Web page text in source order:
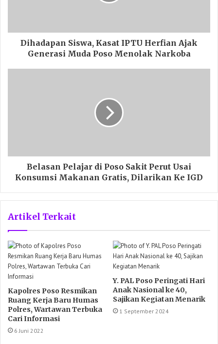
Dihadapan Siswa, Kasat IPTU Herfian Ajak
Generasi Muda Poso Menolak Narkoba
Belasan Pelajar di Poso Sakit Perut Usai
Konsumsi Makanan Gratis, Dilarikan Ke IGD
Artikel Terkait
Kapolres Poso Resmikan
Ruang Kerja Baru Humas
Polres, Wartawan Terbuka
Cari Informasi
6 Juni 2022
Y. PAL Poso Peringati Hari
Anak Nasional ke 40,
Sajikan Kegiatan Menarik
1 September 2024